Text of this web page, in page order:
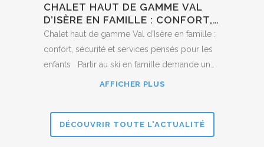
CHALET HAUT DE GAMME VAL
D’ISÈRE EN FAMILLE : CONFORT,
SÉCURITÉ ET SERVICES PENSÉS
POUR LES ENFANTS
Chalet haut de gamme Val d’Isère en famille :
confort, sécurité et services pensés pour les
enfants Partir au ski en famille demande un
équilibre précis entre confort, sécurité et
d’Isère doit savoir répondre à ces...
AFFICHER PLUS
DÉCOUVRIR TOUTE L'ACTUALITÉ